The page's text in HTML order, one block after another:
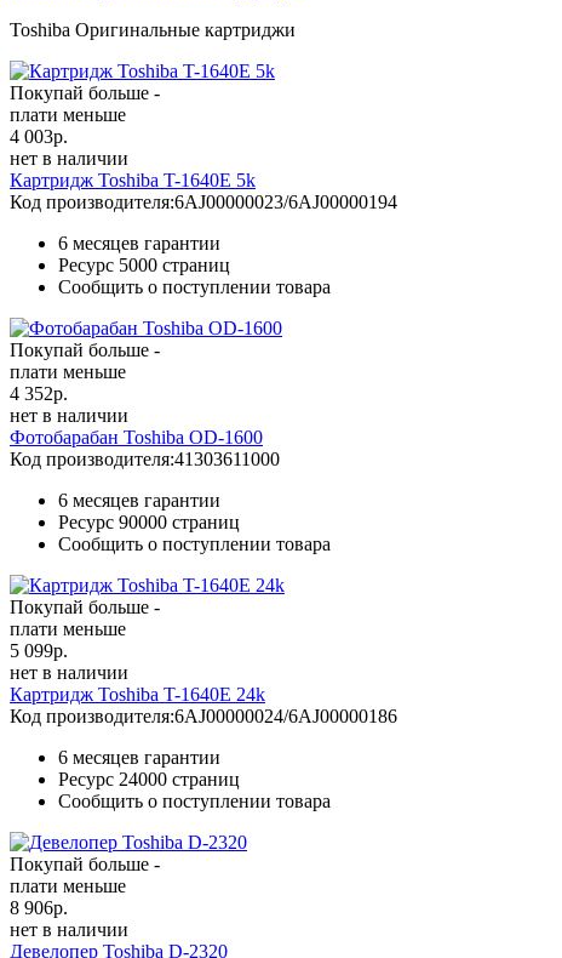
Toshiba Оригинальные картриджи
Покупай больше -
плати меньше
4 003р.
нет в наличии
Картридж Toshiba T-1640E 5k
Код производителя:6AJ00000023/6AJ00000194
6 месяцев гарантии
Ресурс 5000 страниц
Сообщить о поступлении товара
Покупай больше -
плати меньше
4 352р.
нет в наличии
Фотобарабан Toshiba OD-1600
Код производителя:41303611000
6 месяцев гарантии
Ресурс 90000 страниц
Сообщить о поступлении товара
Покупай больше -
плати меньше
5 099р.
нет в наличии
Картридж Toshiba T-1640E 24k
Код производителя:6AJ00000024/6AJ00000186
6 месяцев гарантии
Ресурс 24000 страниц
Сообщить о поступлении товара
Покупай больше -
плати меньше
8 906р.
нет в наличии
Девелопер Toshiba D-2320